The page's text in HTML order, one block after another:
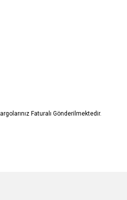
Faturalı Gönderilmektedir.